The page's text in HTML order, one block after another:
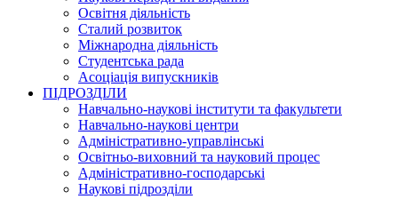
Освітня діяльність
Сталий розвиток
Міжнародна діяльність
Студентська рада
Асоціація випускників
ПІДРОЗДІЛИ
Навчально-наукові інститути та факультети
Навчально-наукові центри
Адміністративно-управлінські
Освітньо-виховний та науковий процес
Адміністративно-господарські
Наукові підрозділи